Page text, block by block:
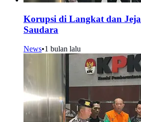
Korupsi di Langkat dan
Saudara
News•1 bulan lalu